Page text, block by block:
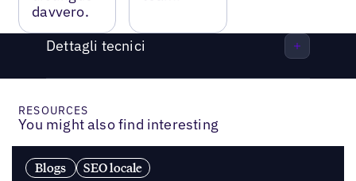
davvero.
Dettagli tecnici
RESOURCES
You might also find interesting
Blogs SEO locale